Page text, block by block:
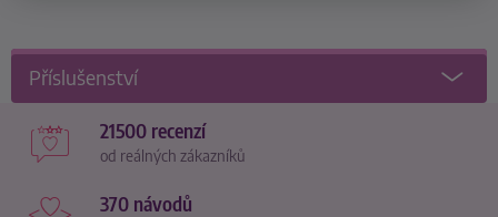
Příslušenství
21500 recenzí
od reálných zákazníků
370 návodů